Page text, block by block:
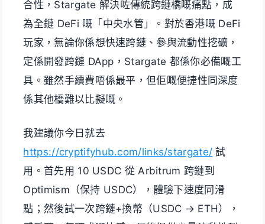
合性，Stargate 解決咗傳統跨鏈橋嘅痛點，成
為全鏈 DeFi 嘅「中央水管」。對於香港嘅 DeFi
玩家，無論你係想快速跨鏈、參與流動性挖礦，
定係開發跨鏈 DApp，Stargate 都係你必備嘅工
具。雖然手續費唔係最平，但佢嘅便捷性同深度
係其他橋難以比擬嘅。
我建議你今日就去
https://cryptifyhub.com/links/stargate/ 試
用。首先用 10 USDC 從 Arbitrum 跨鏈到
Optimism（保持 USDC），體驗下速度同滑
點；然後試一次跨鏈+換幣（USDC → ETH），